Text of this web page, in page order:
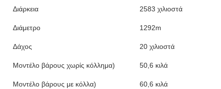
Διάρκεια 2583 χιλιοστά
Διάμετρο 1292m
Δάχος 20 χιλιοστά
Μοντέλο βάρους χωρίς κόλλημα) 50,6 κιλά
Μοντέλο βάρους με κόλλα) 60,6 κιλά